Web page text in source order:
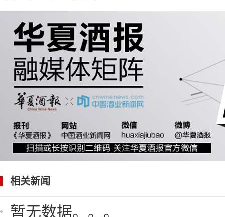
相关新闻
暂无数据。。。